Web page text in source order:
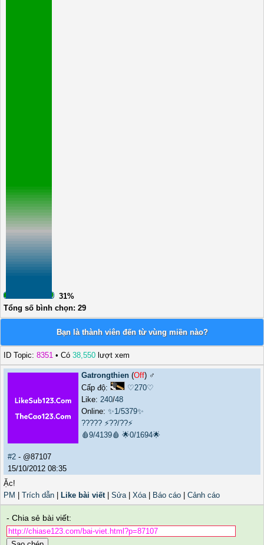
31%
Tổng số bình chọn: 29
Bạn là thành viên đến từ vùng miền nào?
ID Topic: 8351 • Có 38,550 lượt xem
Gatrongthien (Off) ♂️
Cấp độ:
♡270♡
Like: 240/48
Online: ✨1/5379✨
????? ⚡??/??⚡
🩸9/4139🩸 🌟0/1694🌟
#2 - @87107
15/10/2012 08:35
Ặc!
PM
Trích dẫn Like bài viết| Sửa| Xóa| Báo cáo Cảnh cáo
- Chia sẻ bài viết: